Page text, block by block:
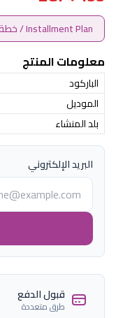
Installment Plan / خطة التقسيط
معلومات المنتج
الباركود
الموديل
بلد المنشاء
البريد الإلكتروني
قبول الدفع
طرق متعددة